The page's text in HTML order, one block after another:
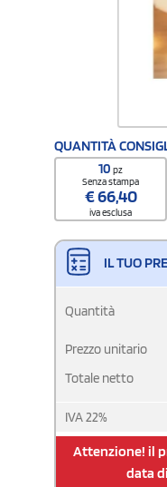
QUANTITÀ
10pz
Senza stampa
€66,40
iva esclusa
IL TUO
Quantità
Prezzo unitario
Totale netto
IVA22%
Attenzione! il
data